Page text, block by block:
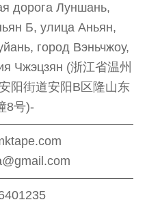
дорога Луншань,
Б, улица Аньян,
город Вэньчжоу,
Чжэцзян (浙江省温州
阳街道安阳B区隆山东
8号)-